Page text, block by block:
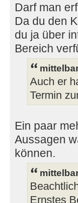
Darf man
Da du den
du ja über
Bereich
Auch er
Termin
Ein paar
Aussagen
können.
Ernstes